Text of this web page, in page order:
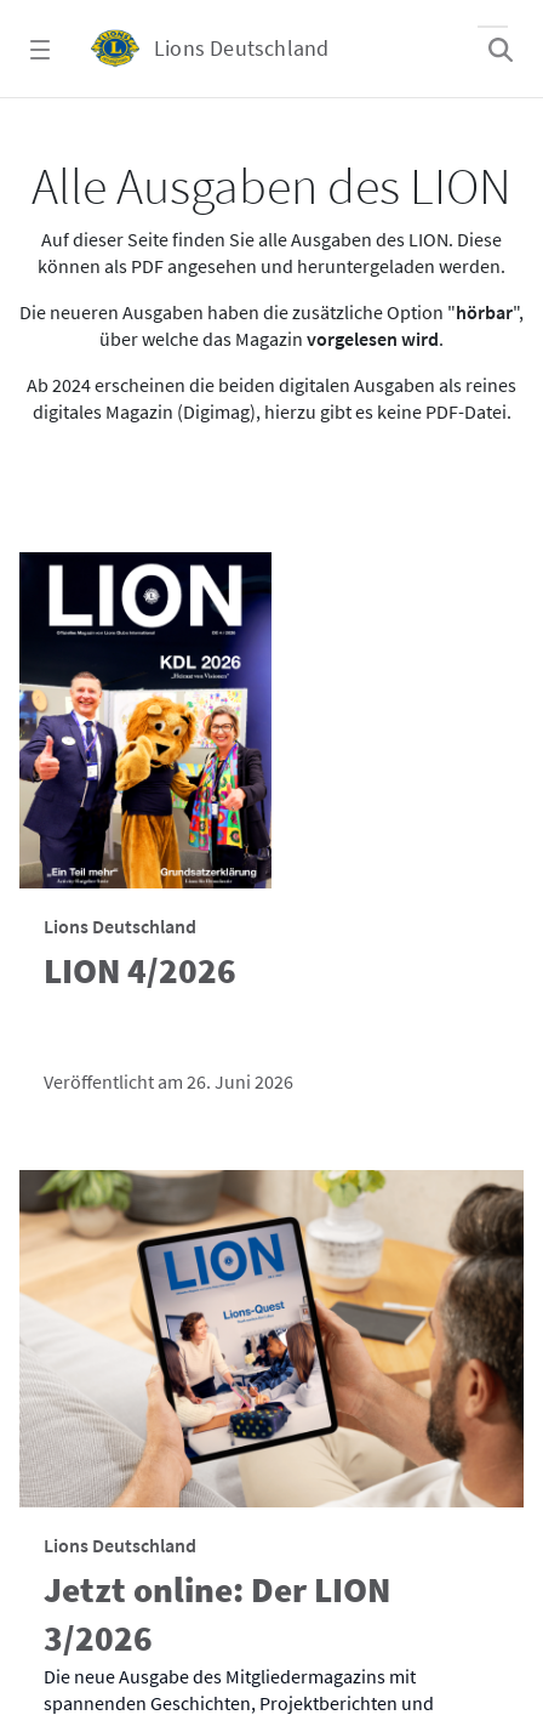
Lions Deutschland
Alle Ausgaben des LION
Auf dieser Seite finden Sie alle Ausgaben des LION. Diese
können als PDF angesehen und heruntergeladen werden.
Die neueren Ausgaben haben die zusätzliche Option "hörbar",
über welche das Magazin vorgelesen wird.
Ab 2024 erscheinen die beiden digitalen Ausgaben als reines
digitales Magazin (Digimag), hierzu gibt es keine PDF-Datei.
Lions Deutschland
LION 4/2026
Veröffentlicht am 26. Juni 2026
Lions Deutschland
Jetzt online: Der LION
3/2026
Die neue Ausgabe des Mitgliedermagazins mit
spannenden Geschichten, Projektberichten und